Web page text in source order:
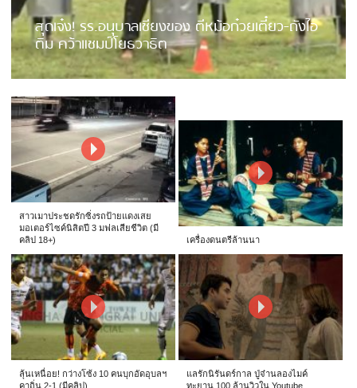
สุดเจ๋ง! รร.อนุบาลเชียงของ ตีหม้อก๋วยเตี๋ยว-ถังไอ
ติม คว้าแชมป์โยธวาธิต
สาวเมาประชดรักซิ่งรถป้ายแดงเสย
มอเตอร์ไซค์นิสิตปี 3 มฟลเสียชีวิต (มี
คลิป 18+)
เครื่องดนตรีล้านนา
ลุ้นเหนื่อย! กว่างโซ้ง 10 คนบุกอัดอุบลฯ
คาถิ่น 2-1 (มีคลิป)
แลรักนิรันดร์กาล ปู่จ๋านลองไมค์
ทะยาน 100 ล้านวิวใน Youtube